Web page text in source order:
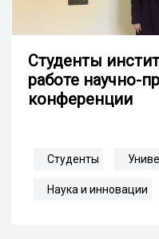
Студенты
работе научно-
конференции
Студенты
Наука и инновации